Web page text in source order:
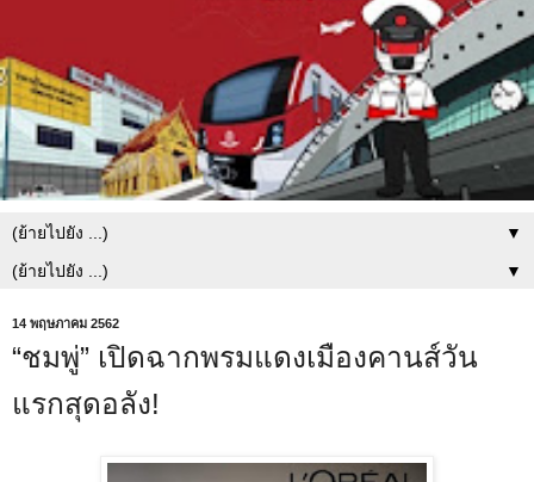
▼
▼
14 พฤษภาคม 2562
“ชมพู่” เปิดฉากพรมแดงเมืองคานส์วัน
แรกสุดอลัง!